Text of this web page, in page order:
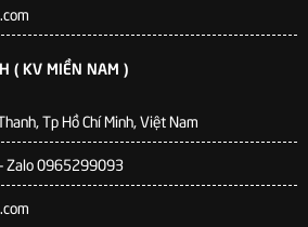
( KV MIỀN NAM )
Tp Hồ Chí Minh, Việt Nam
Zalo 0965299093